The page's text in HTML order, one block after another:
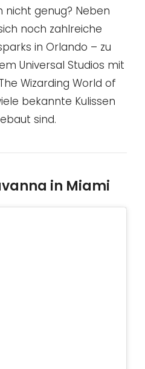
nicht genug? Neben
noch zahlreiche
in Orlando – zu
Universal Studios mit
Wizarding World of
bekannte Kulissen
sind.
in Miami